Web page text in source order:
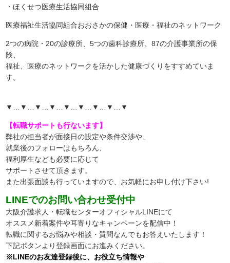
・ほくせつ医療生活協同組合
医療福祉生活協同組合おおさかの保健・医療・福祉のネットワーク
2つの病院・20の診療所、5つの歯科診療所、87の介護事業所の保
険、
福祉、医療のネットワークを活かした健康づくりをすすめていま
す。
▼…▼…▼…▼…▼…▼…▼…▼…▼
【転職サポートも行ないます】
弊社の担当者が面接日の設定や条件交渉や、
就業後のフォローはもちろん、
福利厚生なども必要に応じて
サポートさせて頂きます。
また出張面談も行っていますので、 お気軽にお申し付け下さい!
LINEでのお問い合わせ受付中
大阪介護求人・転職センターオフィシャルLINEにて
オススメ新着案件や耳寄りなキャンペーンを配信中！
転職に関するお悩みや相談・質問なんでもお答えいたします！
下記ボタンより登録画面にお進みください。
※LINEのお友達登録後に、お役立ち情報や